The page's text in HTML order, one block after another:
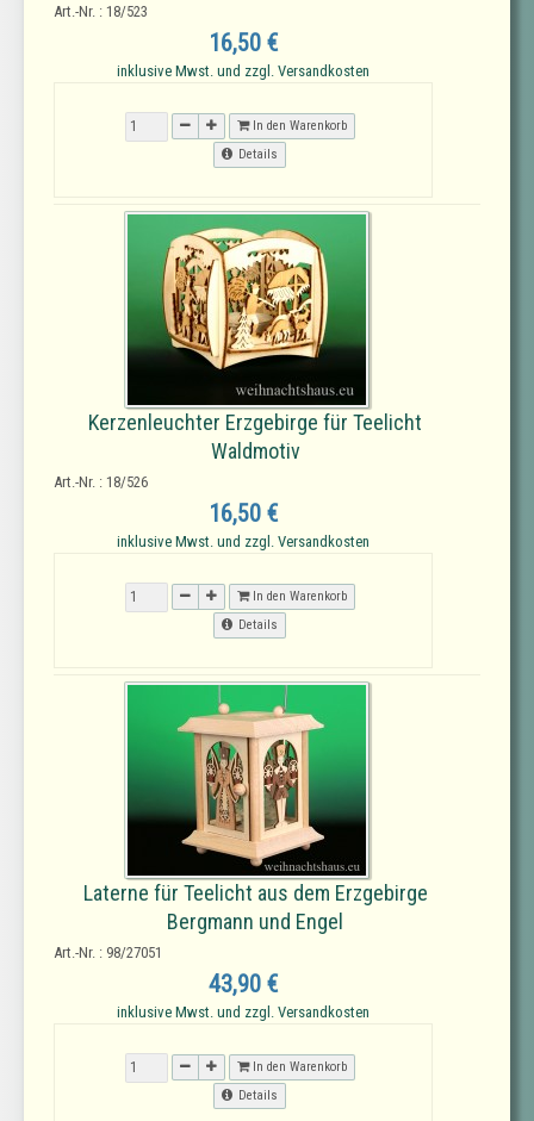
Art.-Nr. : 18/523
16,50 €
inklusive Mwst. und zzgl. Versandkosten
In den Warenkorb
Details
Kerzenleuchter Erzgebirge für Teelicht
Waldmotiv
Art.-Nr. : 18/526
16,50 €
inklusive Mwst. und zzgl. Versandkosten
In den Warenkorb
Details
Laterne für Teelicht aus dem Erzgebirge
Bergmann und Engel
Art.-Nr. : 98/27051
43,90 €
inklusive Mwst. und zzgl. Versandkosten
In den Warenkorb
Details